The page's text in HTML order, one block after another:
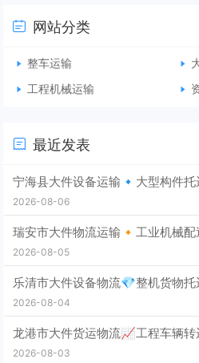
网站分类
整车运输
工程机械运输
最近发表
宁海县大件设备运输🔹大型构件
2026-08-06
瑞安市大件物流运输🔸工业机械
2026-08-05
乐清市大件设备物流💎整机货物
2026-08-04
龙港市大件货运物流📈工程车辆
2026-08-03